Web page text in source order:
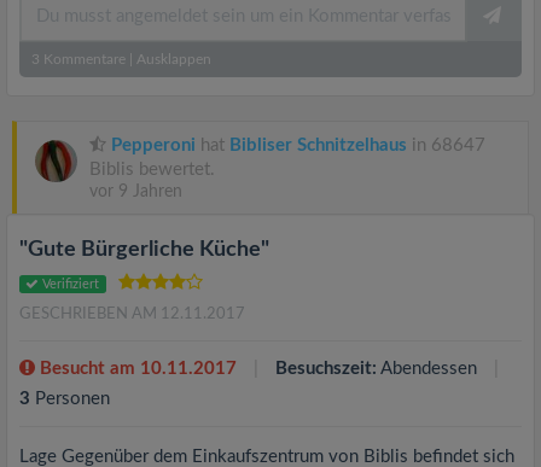
3 Kommentare Ausklappen
Pepperoni hat Bibliser Schnitzelhaus in 68647
Biblis bewertet.
vor 9 Jahren
"Gute Bürgerliche Küche"
Verifiziert
GESCHRIEBEN AM 12.11.2017
Besucht am 10.11.2017 Besuchszeit: Abendessen
3 Personen
Lage Gegenüber dem Einkaufszentrum von Biblis befindet sich